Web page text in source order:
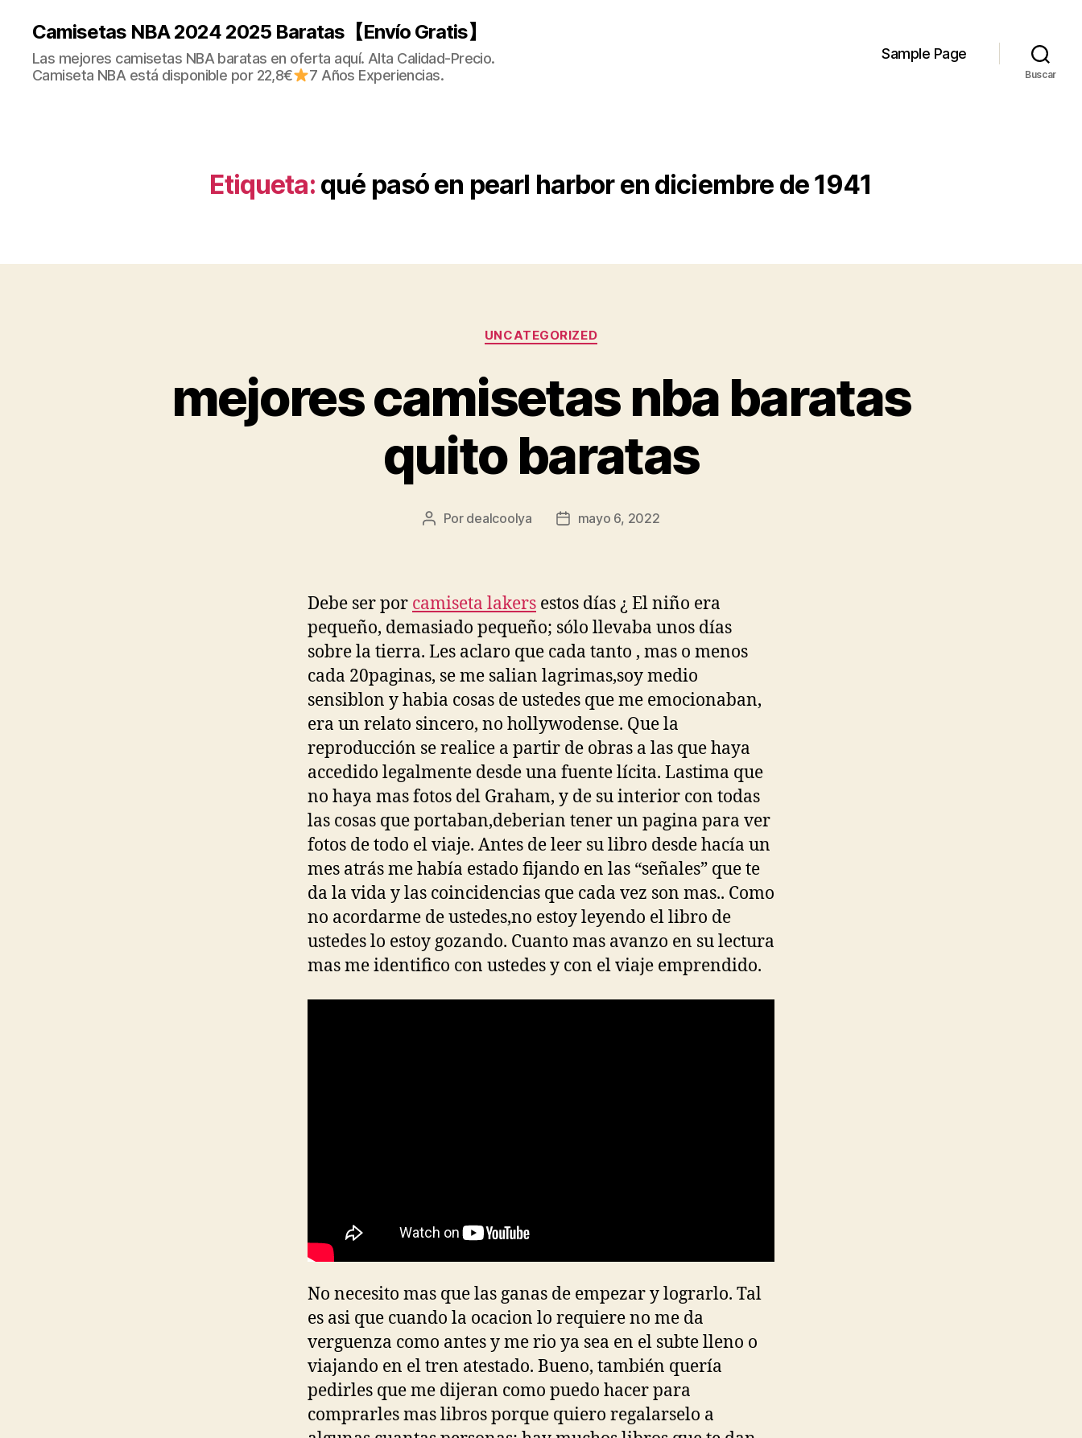
Camisetas NBA 2024 2025 Baratas【Envío Gratis】
Las mejores camisetas NBA baratas en oferta aquí. Alta Calidad-Precio.
Camiseta NBA está disponible por 22,8€
7 Años Experiencias.
Sample Page
Buscar
Etiqueta: qué pasó en pearl harbor en diciembre de 1941
Categorías
UNCATEGORIZED
mejores camisetas nba baratas
quito baratas
Autor
Por dealcoolya
Fechamayo 6, 2022
Debe ser por camiseta lakers estos días ¿ El niño era
pequeño, demasiado pequeño; sólo llevaba unos días
sobre la tierra. Les aclaro que cada tanto , mas o menos
cada 20paginas, se me salian lagrimas,soy medio
sensiblon y habia cosas de ustedes que me emocionaban,
era un relato sincero, no hollywodense. Que la
reproducción se realice a partir de obras a las que haya
accedido legalmente desde una fuente lícita. Lastima que
no haya mas fotos del Graham, y de su interior con todas
las cosas que portaban,deberian tener un pagina para ver
fotos de todo el viaje. Antes de leer su libro desde hacía un
mes atrás me había estado fijando en las “señales” que te
da la vida y las coincidencias que cada vez son mas.. Como
no acordarme de ustedes,no estoy leyendo el libro de
ustedes lo estoy gozando. Cuanto mas avanzo en su lectura
mas me identifico con ustedes y con el viaje emprendido.
No necesito mas que las ganas de empezar y lograrlo. Tal
es asi que cuando la ocacion lo requiere no me da
verguenza como antes y me rio ya sea en el subte lleno o
viajando en el tren atestado. Bueno, también quería
pedirles que me dijeran como puedo hacer para
comprarles mas libros porque quiero regalarselo a